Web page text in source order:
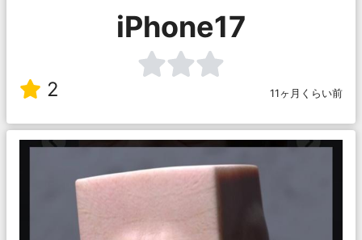
iPhone17
2 11ヶ月くらい前